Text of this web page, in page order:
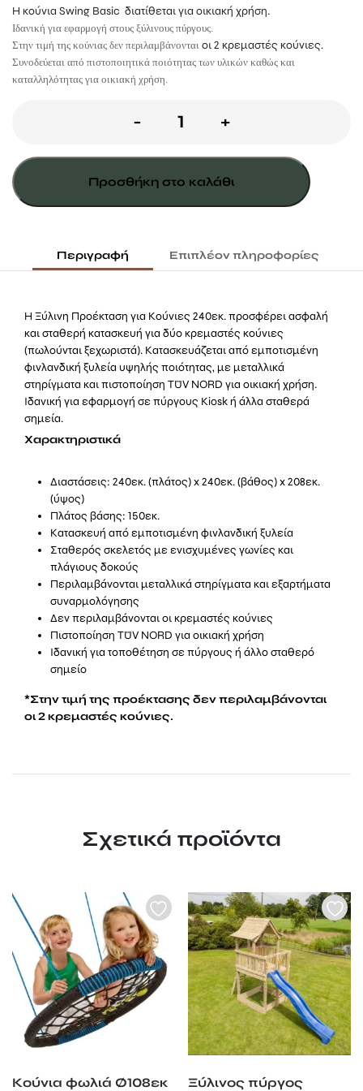
Η κούνια Swing Basic διατίθεται για οικιακή χρήση.
Ιδανική για εφαρμογή στους ξύλινους πύργους.
Στην τιμή της κούνιας δεν περιλαμβάνονται οι 2 κρεμαστές κούνιες.
Συνοδεύεται από πιστοποιητικά ποιότητας των υλικών καθώς και
καταλληλότητας για οικιακή χρήση.
-
Ξύλινη
Κούνιες
240εκ.
+
Προσθήκη στο καλάθι
Περιγραφή Επιπλέον πληροφορίες
Η Ξύλινη Προέκταση για Κούνιες 240εκ. προσφέρει ασφαλή
και σταθερή κατασκευή για δύο κρεμαστές κούνιες
(πωλούνται ξεχωριστά). Κατασκευάζεται από εμποτισμένη
φινλανδική ξυλεία υψηλής ποιότητας, με μεταλλικά
στηρίγματα και πιστοποίηση TÜV NORD για οικιακή χρήση.
Ιδανική για εφαρμογή σε πύργους Kiosk ή άλλα σταθερά
σημεία.
Χαρακτηριστικά
Διαστάσεις: 240εκ. (πλάτος) x 240εκ. (βάθος) x 208εκ.
(ύψος)
Πλάτος βάσης: 150εκ.
Κατασκευή από εμποτισμένη φινλανδική ξυλεία
Σταθερός σκελετός με ενισχυμένες γωνίες και
πλάγιους δοκούς
Περιλαμβάνονται μεταλλικά στηρίγματα και εξαρτήματα
συναρμολόγησης
Δεν περιλαμβάνονται οι κρεμαστές κούνιες
Πιστοποίηση TÜV NORD για οικιακή χρήση
Ιδανική για τοποθέτηση σε πύργους ή άλλο σταθερό
σημείο
*Στην τιμή της προέκτασης δεν περιλαμβάνονται
οι 2 κρεμαστές κούνιες.
Σχετικά προϊόντα
Κούνια φωλιά Ø108εκ
Ξύλινος πύργος